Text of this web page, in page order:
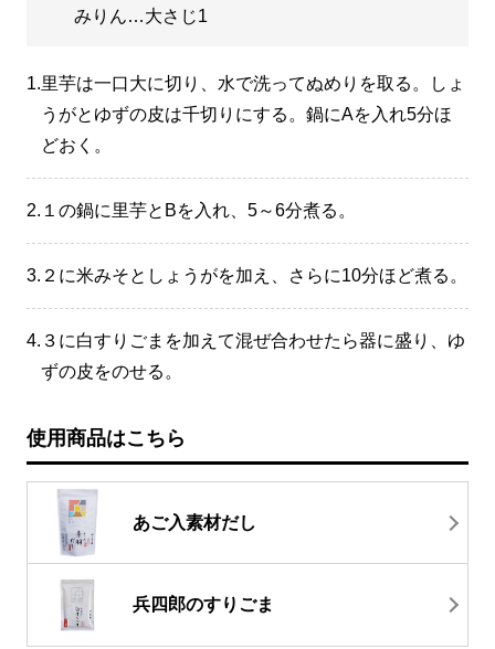
みりん…大さじ1
1.里芋は一口大に切り、水で洗ってぬめりを取る。しょ
うがとゆずの皮は千切りにする。鍋にAを入れ5分ほ
どおく。
2. １の鍋に里芋とBを入れ、5～6分煮る。
3. ２に米みそとしょうがを加え、さらに10分ほど煮る。
4. ３に白すりごまを加えて混ぜ合わせたら器に盛り、ゆ
ずの皮をのせる。
使用商品はこちら
あご入素材だし
兵四郎のすりごま